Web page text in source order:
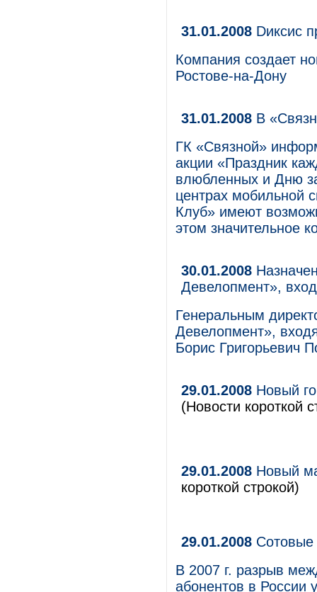
31.01.2008 Dиксис
Компания создает
Ростове-на-Дону
31.01.2008 В
ГК «Связной»
акции «Праздник
влюбленных и Дню
центрах мобильной
Клуб» имеют
этом значительное
30.01.2008
Девелопмент»,
Генеральным
Девелопмент»,
Борис Григорьевич
29.01.2008 Новый
(Новости короткой
29.01.2008 Новый
короткой строкой)
29.01.2008
В 2007 г. разрыв
абонентов в России